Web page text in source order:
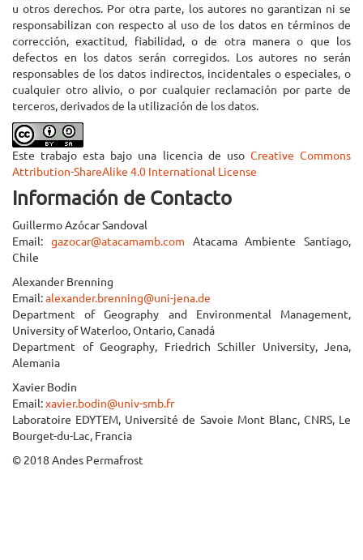
u otros derechos. Por otra parte, los autores no garantizan ni se
responsabilizan con respecto al uso de los datos en términos de
corrección, exactitud, fiabilidad, o de otra manera o que los
defectos en los datos serán corregidos. Los autores no serán
responsables de los datos indirectos, incidentales o especiales, o
cualquier otro alivio, o por cualquier reclamación por parte de
terceros, derivados de la utilización de los datos.
Este trabajo esta bajo una licencia de uso Creative Commons
Attribution-ShareAlike 4.0 International License
Información de Contacto
Guillermo Azócar Sandoval
Email: gazocar@atacamamb.com Atacama Ambiente Santiago,
Chile
Alexander Brenning
Email:alexander.brenning@uni-jena.de
Department of Geography and Environmental Management,
University of Waterloo, Ontario, Canadá
Department of Geography, Friedrich Schiller University, Jena,
Alemania
Xavier Bodin
Email:xavier.bodin@univ-smb.fr
Laboratoire EDYTEM, Université de Savoie Mont Blanc, CNRS, Le
Bourget-du-Lac, Francia
© 2018 Andes Permafrost